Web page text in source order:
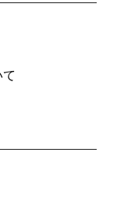
について